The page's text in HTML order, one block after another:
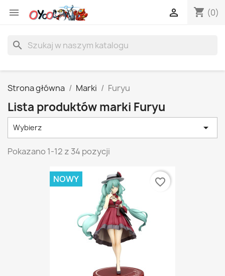
 shopping_cart (0)

search
Strona główna Marki Furyu
Lista produktów marki Furyu
Wybierz 
Pokazano 1-12 z 34 pozycji
NOWY favorite_border